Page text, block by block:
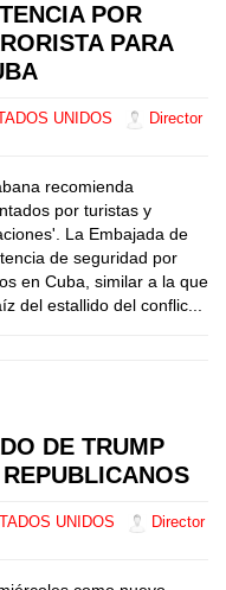
POR
PARA
UNIDOS
Director
recomienda
por turistas y
La Embajada de
de seguridad por
en Cuba, similar a la que
del estallido del conflic...
DE TRUMP
UNIDOS
Director